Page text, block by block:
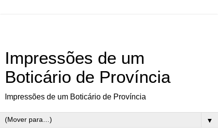
Impressões de um
Boticário de Província
Impressões de um Boticário de Província
▼